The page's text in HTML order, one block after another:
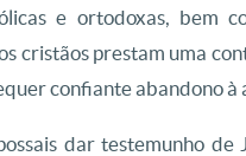
e ortodoxas, bem
cristãos prestam uma
confiante abandono à
dar testemunho